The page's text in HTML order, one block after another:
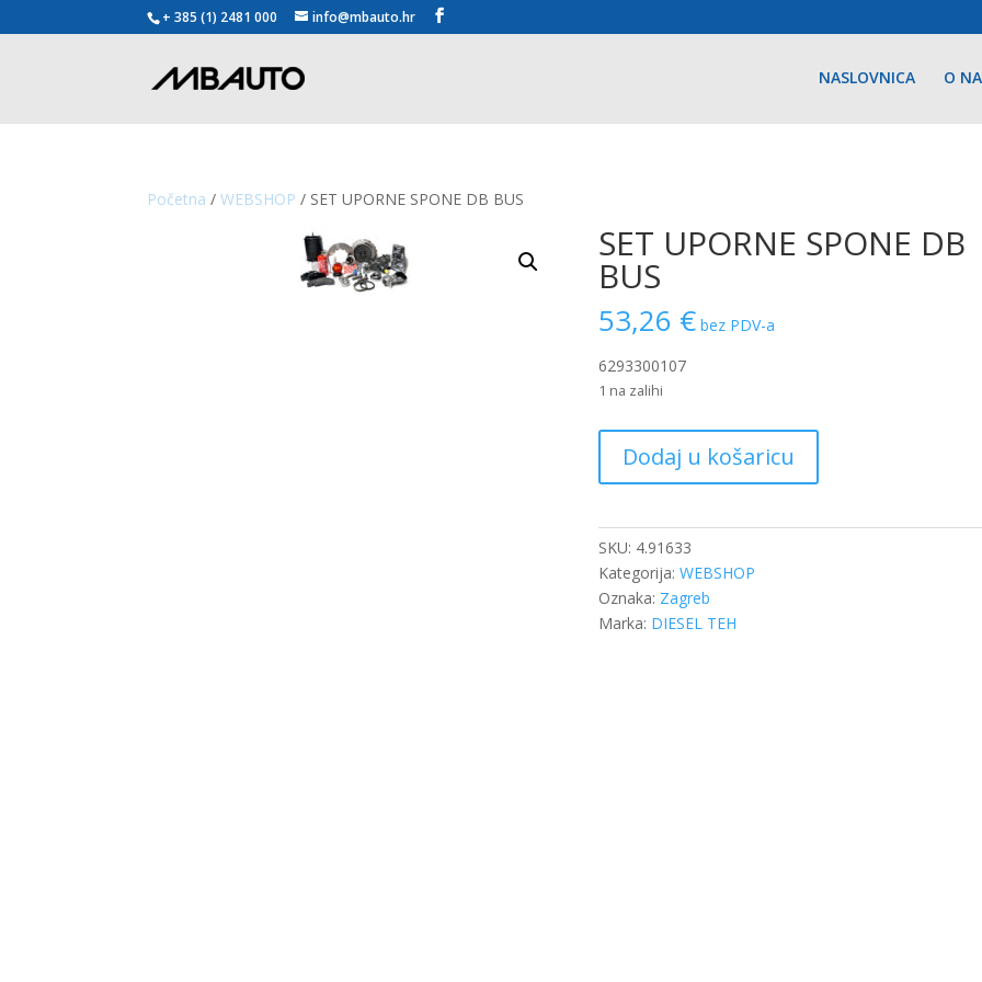
+ 385 (1) 2481 000 info@mbauto.hr
NASLOVNICA O
Početna /WEBSHOP / SET UPORNE SPONE DB BUS
SET UPORNE SPONE DB
BUS
53,26 € bez PDV-a
6293300107
1 na zalihi
UPORNE
SPONE
BUS
količina
Dodaj u košaricu
SKU: 4.91633
Kategorija:WEBSHOP
Oznaka: Zagreb
Marka: DIESEL TEH